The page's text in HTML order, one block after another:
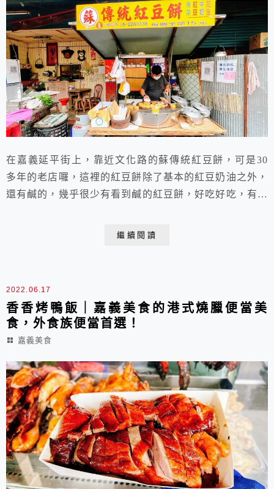
在嘉義延平街上，靠近文化路的蘇傳統紅豆餅，可是30
多年的老店囉，這裡的紅豆餅除了基本的紅豆奶油之外，
還有鹹的，幾乎很少有看到鹹的紅豆餅，好吃好吃，有來
繼續閱讀
2022.06.17
香香烤鴨飯｜嘉義美食的港式燒臘便當美
食，外食族便當首選！
嘉義美食